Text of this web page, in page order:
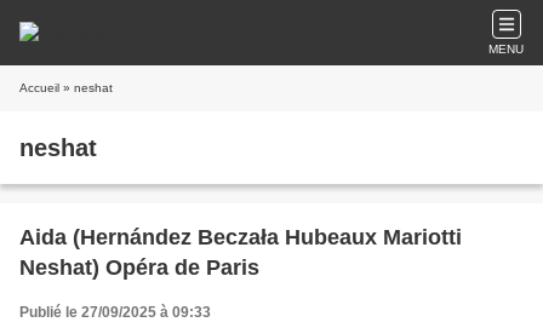
MENU
Accueil » neshat
neshat
Aida (Hernández Beczała Hubeaux Mariotti
Neshat) Opéra de Paris
Publié le 27/09/2025 à 09:33